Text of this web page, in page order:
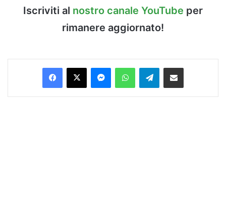
Iscriviti al nostro canale YouTube per
rimanere aggiornato!
Facebook
X MessengerWhatsAppTelegramCondividi via Email